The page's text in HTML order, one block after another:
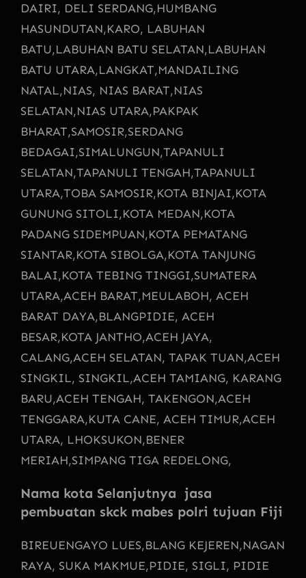
DAIRI, DELI SERDANG,HUMBANG
HASUNDUTAN,KARO, LABUHAN
BATU,LABUHAN BATU SELATAN,LABUHAN
BATU UTARA,LANGKAT,MANDAILING
NATAL,NIAS, NIAS BARAT,NIAS
SELATAN,NIAS UTARA,PAKPAK
BHARAT,SAMOSIR,SERDANG
BEDAGAI,SIMALUNGUN,TAPANULI
SELATAN,TAPANULI TENGAH,TAPANULI
UTARA,TOBA SAMOSIR,KOTA BINJAI,KOTA
GUNUNG SITOLI,KOTA MEDAN,KOTA
PADANG SIDEMPUAN,KOTA PEMATANG
SIANTAR,KOTA SIBOLGA,KOTA TANJUNG
BALAI,KOTA TEBING TINGGI,SUMATERA
UTARA,ACEH BARAT,MEULABOH, ACEH
BARAT DAYA,BLANGPIDIE, ACEH
BESAR,KOTA JANTHO,ACEH JAYA,
CALANG,ACEH SELATAN, TAPAK TUAN,ACEH
SINGKIL, SINGKIL,ACEH TAMIANG, KARANG
BARU,ACEH TENGAH, TAKENGON,ACEH
TENGGARA,KUTA CANE, ACEH TIMUR,ACEH
UTARA, LHOKSUKON,BENER
MERIAH,SIMPANG TIGA REDELONG,
Nama kota Selanjutnya jasa
pembuatan skck mabes polri tujuan Fiji
BIREUENGAYO LUES,BLANG KEJEREN,NAGAN
RAYA, SUKA MAKMUE,PIDIE, SIGLI, PIDIE